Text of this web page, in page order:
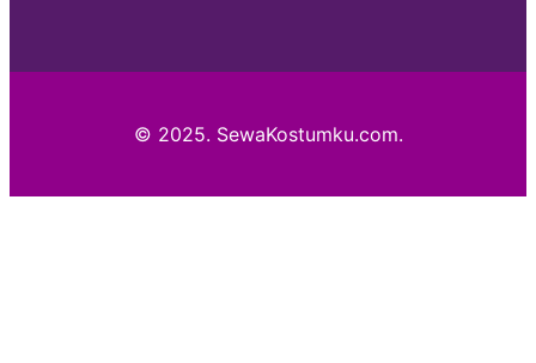
© 2025. SewaKostumku.com.